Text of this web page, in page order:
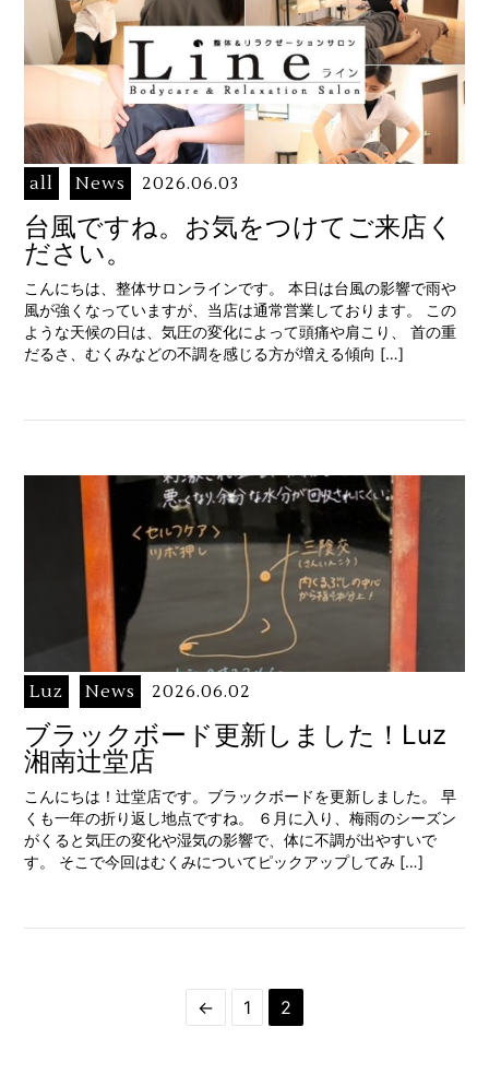
all News 2026.06.03
台風ですね。お気をつけてご来店く
ださい。
こんにちは、整体サロンラインです。 本日は台風の影響で雨や
風が強くなっていますが、当店は通常営業しております。 この
ような天候の日は、気圧の変化によって頭痛や肩こり、 首の重
だるさ、むくみなどの不調を感じる方が増える傾向 […]
Luz News 2026.06.02
ブラックボード更新しました！Luz
湘南辻堂店
こんにちは！辻堂店です。ブラックボードを更新しました。 早
くも一年の折り返し地点ですね。 ６月に入り、梅雨のシーズン
がくると気圧の変化や湿気の影響で、体に不調が出やすいで
す。 そこで今回はむくみについてピックアップしてみ […]
← 1 2